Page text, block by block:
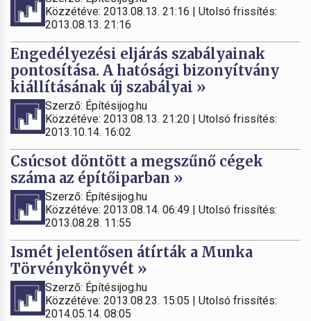
Közzétéve: 2013.08.13. 21:16 | Utolsó frissítés:
2013.08.13. 21:16
Engedélyezési eljárás szabályainak
pontosítása. A hatósági bizonyítvány
kiállításának új szabályai »
Szerző: Építésijog.hu
Közzétéve: 2013.08.13. 21:20 | Utolsó frissítés:
2013.10.14. 16:02
Csúcsot döntött a megszűnő cégek
száma az építőiparban »
Szerző: Építésijog.hu
Közzétéve: 2013.08.14. 06:49 | Utolsó frissítés:
2013.08.28. 11:55
Ismét jelentősen átírták a Munka
Törvénykönyvét »
Szerző: Építésijog.hu
Közzétéve: 2013.08.23. 15:05 | Utolsó frissítés:
2014.05.14. 08:05